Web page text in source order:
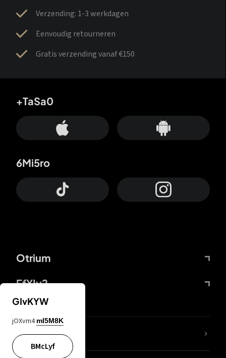
Verzending: 1-3 werkdagen
Eenvoudig retourneren
Gratis verzending vanaf €150
Otrium
FfYIy2
+TaSa0
6Mi5ro
ZbBJcb
GIvKYW
jOXvm4 mI5M8K
BMcLyf